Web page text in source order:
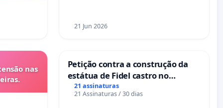
21 Jun 2026
nas
Petição contra a construção da
estátua de Fidel castro no
mirante do Caju
21 assinaturas
21 Assinaturas / 30 dias